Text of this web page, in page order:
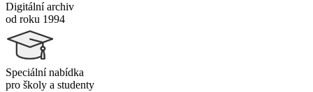
Digitální archiv
od roku 1994
Speciální nabídka
pro školy a studenty